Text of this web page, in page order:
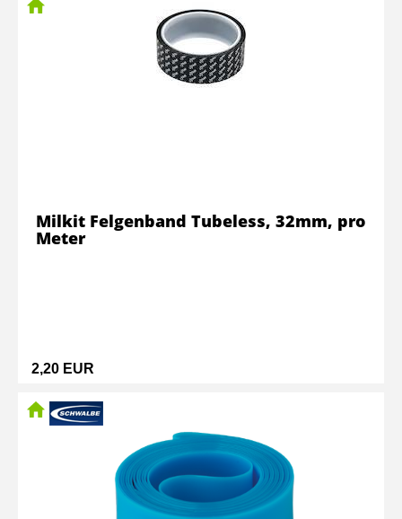
2,20 EUR
Milkit Felgenband Tubeless, 32mm, pro
Meter